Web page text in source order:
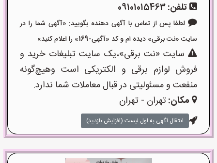
تلفن:09101015463
لطفا پس از تماس با آگهی دهنده بگویید: «آگهی شما را در
سایت «نت برقی» دیده ام و کد «آگهی-169» را اعلام کنید»
سایت «نت برقی»،یک سایت تبلیغات خرید و
فروش لوازم برقی و الکتریکی است وهیچ‌گونه
منفعت و مسئولیتی در قبال معاملات شما ندارد.
مکان:تهران - تهران
انتقال آگهی به اول لیست (افزایش بازدید)